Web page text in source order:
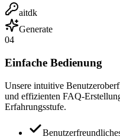
aitdk
Generate
04
Einfache Bedienung
Unsere intuitive
und effizienten FAQ-
Erfahrungsstufe.